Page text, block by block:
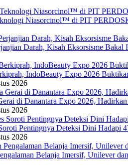
Niasorcinol™ di PIT
Darah, Kisah Eksorsisme
IndoBeauty Expo 2026
2026
di Danantara Expo 2026,
2026
Pentingnya Deteksi Dini Hadapi
2026
Belanja Imersif, Unilever